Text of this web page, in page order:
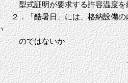
式証明が要求する許容温度を緩
．「酷暑日」には、格納設備の
ではないか